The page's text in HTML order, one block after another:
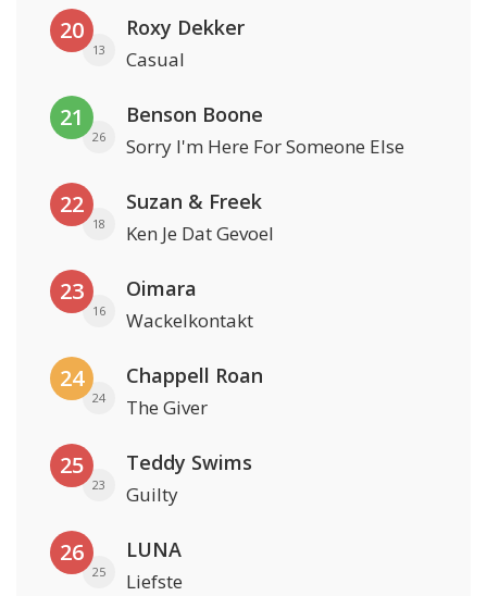
20
13
Roxy Dekker
Casual
21
26
Benson Boone
Sorry I'm Here For Someone Else
22
18
Suzan & Freek
Ken Je Dat Gevoel
23
16
Oimara
Wackelkontakt
24
24
Chappell Roan
The Giver
25
23
Teddy Swims
Guilty
26
25
LUNA
Liefste